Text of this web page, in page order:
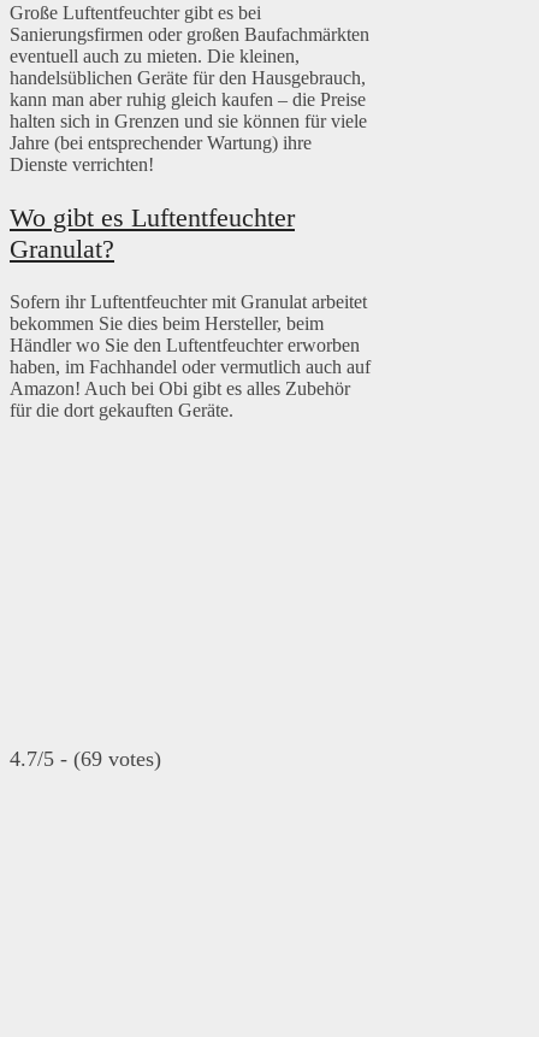
Große Luftentfeuchter gibt es bei
Sanierungsfirmen oder großen Baufachmärkten
eventuell auch zu mieten. Die kleinen,
handelsüblichen Geräte für den Hausgebrauch,
kann man aber ruhig gleich kaufen – die Preise
halten sich in Grenzen und sie können für viele
Jahre (bei entsprechender Wartung) ihre
Dienste verrichten!
Wo gibt es Luftentfeuchter
Granulat?
Sofern ihr Luftentfeuchter mit Granulat arbeitet
bekommen Sie dies beim Hersteller, beim
Händler wo Sie den Luftentfeuchter erworben
haben, im Fachhandel oder vermutlich auch auf
Amazon! Auch bei Obi gibt es alles Zubehör
für die dort gekauften Geräte.
4.7/5 - (69 votes)